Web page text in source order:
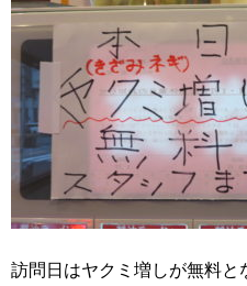
訪問日はヤクミ増しが無料と